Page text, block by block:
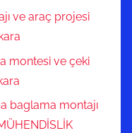
ve araç projesi
montesi ve çeki
baglama montajı